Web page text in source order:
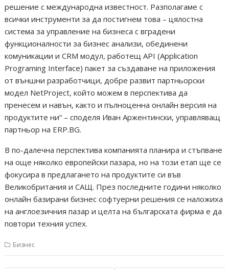
решение с международна известност. Разполагаме с
всички инструменти за да постигнем това – цялостна
система за управление на бизнеса с вградени
функционалности за бизнес анализи, обединени
комуникации и CRM модул, работещ API (Application
Programing Interface) пакет за създаване на приложения
от външни разработчици, добре развит партньорски
модел NetProject, който можем в перспектива да
пренесем и навън, както и пълноценна онлайн версия на
продуктите ни“ – споделя Иван Аржентински, управляващ
партньор на ERP.BG.
В по-далечна перспектива компанията планира и стъпване
на още няколко европейски пазара, но на този етап ще се
фокусира в предлагането на продуктите си във
Великобритания и САЩ. През последните години няколко
онлайн базирани бизнес софтуерни решения се наложиха
на англоезичния пазар и целта на българската фирма е да
повтори техния успех.
Бизнес